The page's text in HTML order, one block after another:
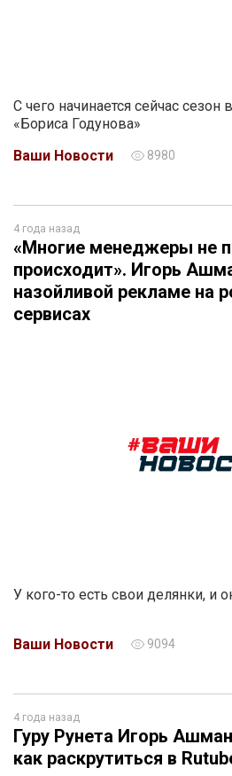
С чего начинается сейчас сезон
«Бориса Годунова»
Ваши Новости
8980
4 года назад
«Многие менеджеры не
происходит». Игорь
назойливой рекламе на
сервисах
У кого-то есть свои делянки, и
Ваши Новости 9094
4 года назад
Гуру Рунета Игорь
как раскрутиться в